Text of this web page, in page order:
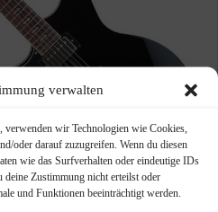
verwalten
wir Technologien wie Cookies,
oder darauf zuzugreifen. Wenn du diesen
wie das Surfverhalten oder eindeutige IDs
deine Zustimmung nicht erteilst oder
und Funktionen beeinträchtigt werden.